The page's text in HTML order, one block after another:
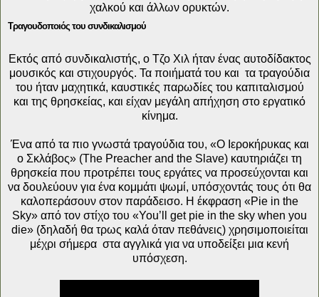
χαλκού και άλλων ορυκτών.
Τραγουδοποιός του συνδικαλισμού
Εκτός από συνδικαλιστής, ο Τζο Χιλ ήταν ένας αυτοδίδακτος
μουσικός και στιχουργός. Τα ποιήματά του και τα τραγούδια
του ήταν μαχητικά, καυστικές παρωδίες του καπιταλισμού
και της θρησκείας, και είχαν μεγάλη απήχηση στο εργατικό
κίνημα.
Ένα από τα πιο γνωστά τραγούδια του, «Ο Ιεροκήρυκας και
ο Σκλάβος» (The Preacher and the Slave) καυτηριάζει τη
θρησκεία που προτρέπει τους εργάτες να προσεύχονται και
να δουλεύουν για ένα κομμάτι ψωμί, υπόσχοντάς τους ότι θα
καλοπεράσουν στον παράδεισο. Η έκφραση «Pie in the
Sky» από τον στίχο του «You’ll get pie in the sky when you
die» (δηλαδή θα τρως καλά όταν πεθάνεις) χρησιμοποιείται
μέχρι σήμερα στα αγγλικά για να υποδείξει μια κενή
υπόσχεση.